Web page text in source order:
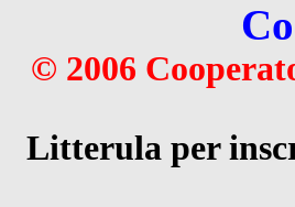
© 2006
Litterula per